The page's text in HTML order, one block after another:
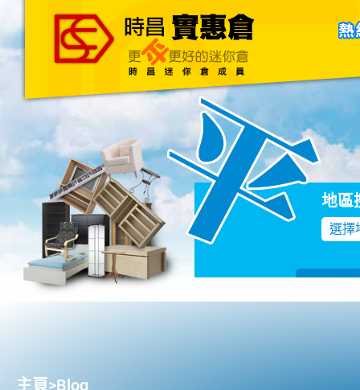
主頁 關於我們 聯絡我們
地區
選擇
主頁>Blog